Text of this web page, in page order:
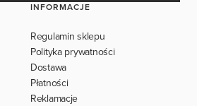
INFORMACJE
Regulamin sklepu
Polityka prywatności
Dostawa
Płatności
Reklamacje